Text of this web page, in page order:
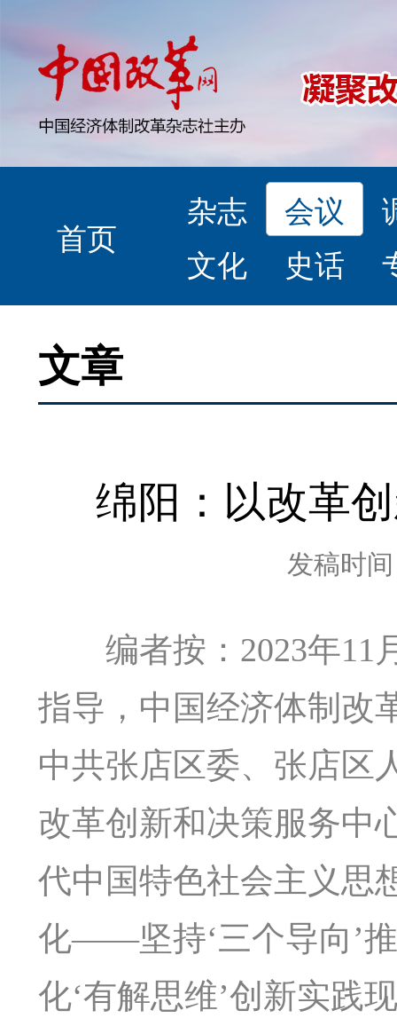
首页
杂志 会议
文化
史话
文章
绵阳：以改革
发稿时
编者按：2023年11
指导，中国经济体制改
中共张店区委、张店区
改革创新和决策服务中
代中国特色社会主义思
化——坚持‘三个导向’
化‘有解思维’创新实践